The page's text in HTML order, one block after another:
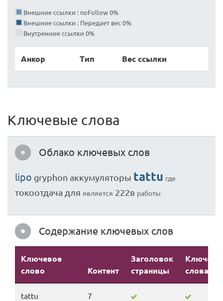
Внешние ссылки : noFollow 0%
Внешние ссылки : Передает вес 0%
Внутренние ссылки 0%
Анкор Тип Вес ссылки
Ключевые слова
Облако ключевых слов
lipo gryphon аккумуляторы tattu где
токоотдача для является 222в работы
Содержание ключевых слов
Ключевое
слово
Контент
Заголовок
страницы
слова
tattu 7